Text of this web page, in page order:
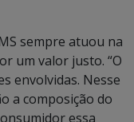
sempre atuou na
um valor justo. “O
envolvidas. Nesse
a composição do
essa